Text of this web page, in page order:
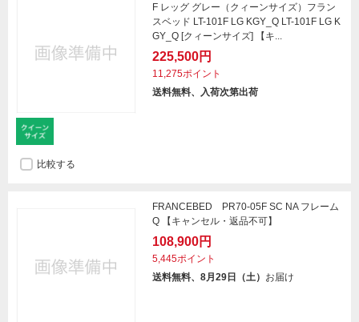
F レッグ グレー（クィーンサイズ）フラン
スベッド LT-101F LG KGY_Q LT-101F LG K
GY_Q [クィーンサイズ] 【キ...
225,500円
11,275ポイント
送料無料、入荷次第出荷
比較する
FRANCEBED PR70-05F SC NA フレーム
Q 【キャンセル・返品不可】
108,900円
5,445ポイント
送料無料、8月29日（土） お届け